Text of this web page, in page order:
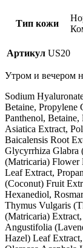
Тип кожи
Артикул US20
Утром и вечером
Sodium
Betaine, Propylene
Panthenol,
Asiatica Extract,
Baicalensis Root
Glycyrrhiza Glabra
(Matricaria) Flower
Leaf Extract,
(Coconut) Fruit
Hexanediol,
Thymus Vulgaris
(Matricaria)
Angustifolia
Hazel) Leaf